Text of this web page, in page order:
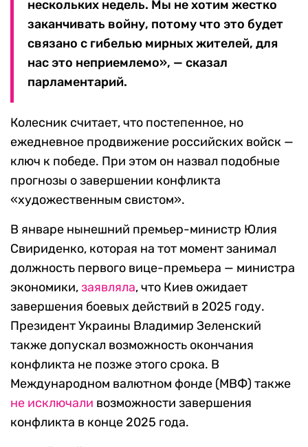
нескольких недель. Мы не хотим жестко
заканчивать войну, потому что это будет
связано с гибелью мирных жителей, для
нас это неприемлемо», — сказал
парламентарий.
Колесник считает, что постепенное, но
ежедневное продвижение российских войск —
ключ к победе. При этом он назвал подобные
прогнозы о завершении конфликта
«художественным свистом».
В январе нынешний премьер-министр Юлия
Свириденко, которая на тот момент занимал
должность первого вице-премьера — министра
экономики,заявляла, что Киев ожидает
завершения боевых действий в 2025 году.
Президент Украины Владимир Зеленский
также допускал возможность окончания
конфликта не позже этого срока. В
Международном валютном фонде (МВФ) также
не исключали возможности завершения
конфликта в конце 2025 года.